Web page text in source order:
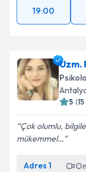
19:00
Uzm.
5 (15
Çok olumlu,
mükemmel…
Adres 1